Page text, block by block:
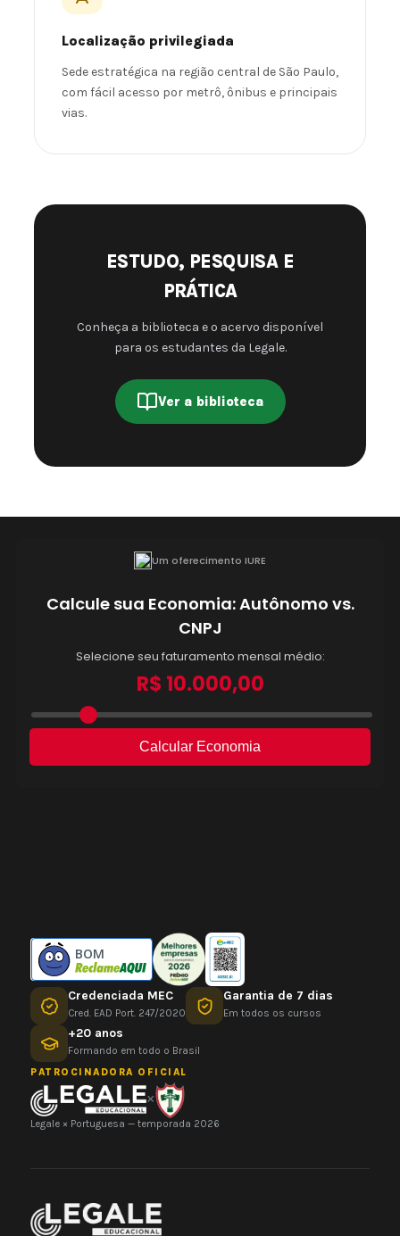
Localização privilegiada
Sede estratégica na região central de São Paulo,
com fácil acesso por metrô, ônibus e principais
vias.
ESTUDO, PESQUISA E
PRÁTICA
Conheça a biblioteca e o acervo disponível
para os estudantes da Legale.
Ver a biblioteca
BOM
Credenciada MEC
Cred. EAD Port. 247/2020
Garantia de 7 dias
Em todos os cursos
+20 anos
Formando em todo o Brasil
PATROCINADORA OFICIAL
×
Legale × Portuguesa — temporada 2026